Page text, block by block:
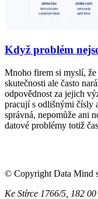
Když problém
Mnoho firem si myslí,
skutečnosti ale často
odpovědnost za jejich
pracují s odlišnými čísly
správná, nepomůže ani
datové problémy totiž
© Copyright Data Mind
Ke Stírce 1766/5, 182